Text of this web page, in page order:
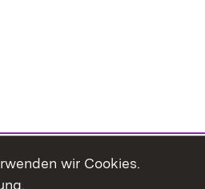
wir Cookies.